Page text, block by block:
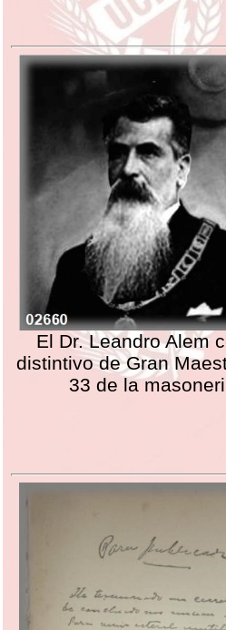
El Dr. Leandro Alem
distintivo de Gran
33 de la